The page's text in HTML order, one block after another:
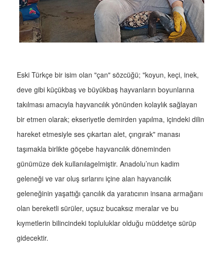
Eski Türkçe bir isim olan "çan" sözcüğü; "koyun, keçi, inek,
deve gibi küçükbaş ve büyükbaş hayvanların boyunlarına
takılması amacıyla hayvancılık yönünden kolaylık sağlayan
bir etmen olarak; ekseriyetle demirden yapılma, içindeki dilin
hareket etmesiyle ses çıkartan alet, çıngırak" manası
taşımakla birlikte göçebe hayvancılık döneminden
günümüze dek kullanılagelmiştir. Anadolu’nun kadim
geleneği ve var oluş sırlarını içine alan hayvancılık
geleneğinin yaşattığı çancılık da yaratıcının insana armağanı
olan bereketli sürüler, uçsuz bucaksız meralar ve bu
kıymetlerin bilincindeki topluluklar olduğu müddetçe sürüp
gidecektir.